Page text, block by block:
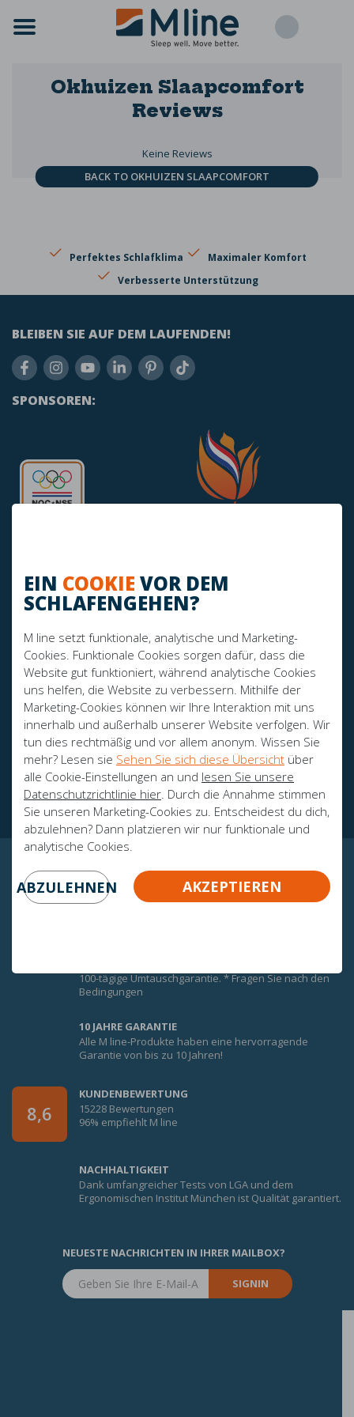
EIN COOKIE VOR DEM
SCHLAFENGEHEN?
M line setzt funktionale, analytische und Marketing-
Cookies. Funktionale Cookies sorgen dafür, dass die
Website gut funktioniert, während analytische Cookies
uns helfen, die Website zu verbessern. Mithilfe der
Marketing-Cookies können wir Ihre Interaktion mit uns
innerhalb und außerhalb unserer Website verfolgen. Wir
tun dies rechtmäßig und vor allem anonym. Wissen Sie
mehr? Lesen sie Sehen Sie sich diese Übersicht über
alle Cookie-Einstellungen an und lesen Sie unsere
Datenschutzrichtlinie hier. Durch die Annahme stimmen
Sie unseren Marketing-Cookies zu. Entscheidest du dich,
abzulehnen? Dann platzieren wir nur funktionale und
analytische Cookies.
ABZULEHNEN AKZEPTIEREN
Okhuizen Slaapcomfort
Reviews
Keine Reviews
BACK TO OKHUIZEN SLAAPCOMFORT
Perfektes Schlafklima
Maximaler Komfort
Verbesserte Unterstützung
BLEIBEN SIE AUF DEM LAUFENDEN!
SPONSOREN:
info@mline.nl
+31 413-243050
Botschafter
Zertifikate
GARANTIERTE GEWISSHEIT!
100-tägige Umtauschgarantie. * Fragen Sie nach den
Bedingungen
10 JAHRE GARANTIE
Alle M line-Produkte haben eine hervorragende
Garantie von bis zu 10 Jahren!
8,6
KUNDENBEWERTUNG
15228 Bewertungen
96% empfiehlt M line
NACHHALTIGKEIT
Dank umfangreicher Tests von LGA und dem
Ergonomischen Institut München ist Qualität garantiert.
NEUESTE NACHRICHTEN IN IHRER MAILBOX?
SIGNIN